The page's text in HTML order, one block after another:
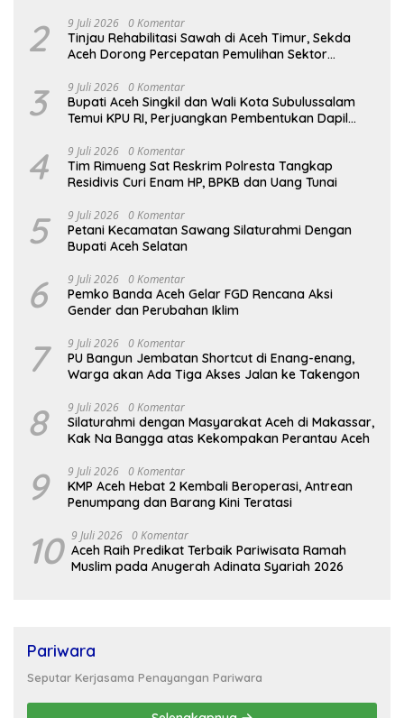
2 9 Juli 2026 0 Komentar
Tinjau Rehabilitasi Sawah di Aceh Timur, Sekda
Aceh Dorong Percepatan Pemulihan Sektor
3 9 Juli 2026 0 Komentar
Bupati Aceh Singkil dan Wali Kota Subulussalam
Temui KPU RI, Perjuangkan Pembentukan Dapil
4 9 Juli 2026 0 Komentar
Tim Rimueng Sat Reskrim Polresta Tangkap
Residivis Curi Enam HP, BPKB dan Uang Tunai
5 9 Juli 2026 0 Komentar
Petani Kecamatan Sawang Silaturahmi Dengan
Bupati Aceh Selatan
6 9 Juli 2026 0 Komentar
Pemko Banda Aceh Gelar FGD Rencana Aksi
Gender dan Perubahan Iklim
7 9 Juli 2026 0 Komentar
PU Bangun Jembatan Shortcut di Enang-enang,
Warga akan Ada Tiga Akses Jalan ke Takengon
8 9 Juli 2026 0 Komentar
Silaturahmi dengan Masyarakat Aceh di Makassar,
Kak Na Bangga atas Kekompakan Perantau Aceh
9 9 Juli 2026 0 Komentar
KMP Aceh Hebat 2 Kembali Beroperasi, Antrean
Penumpang dan Barang Kini Teratasi
10 9 Juli 2026 0 Komentar
Aceh Raih Predikat Terbaik Pariwisata Ramah
Muslim pada Anugerah Adinata Syariah 2026
Pariwara
Seputar Kerjasama Penayangan Pariwara